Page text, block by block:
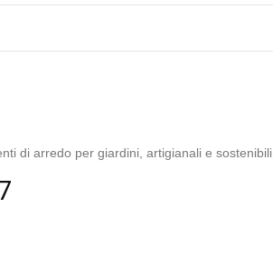
di arredo per giardini, artigianali e sostenibili